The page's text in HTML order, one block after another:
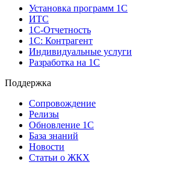
Установка программ 1С
ИТС
1С-Отчетность
1С: Контрагент
Индивидуальные услуги
Разработка на 1С
Поддержка
Сопровождение
Релизы
Обновление 1С
База знаний
Новости
Статьи о ЖКХ